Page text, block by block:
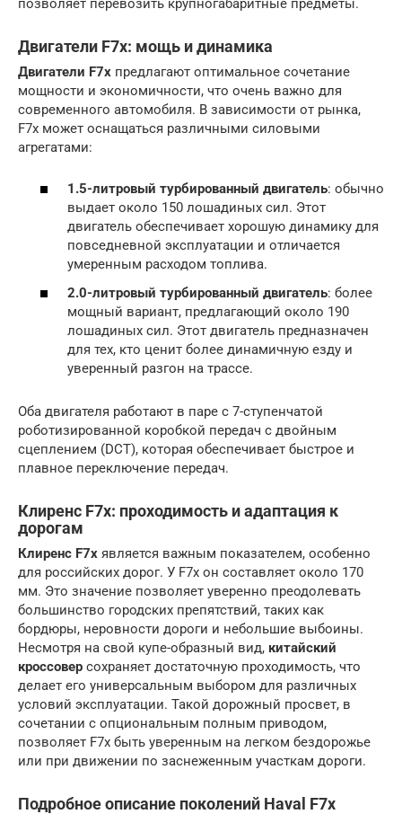
позволяет перевозить крупногабаритные предметы.
Двигатели F7x: мощь и динамика
Двигатели F7x предлагают оптимальное сочетание
мощности и экономичности, что очень важно для
современного автомобиля. В зависимости от рынка,
F7x может оснащаться различными силовыми
агрегатами:
1.5-литровый турбированный двигатель: обычно
выдает около 150 лошадиных сил. Этот
двигатель обеспечивает хорошую динамику для
повседневной эксплуатации и отличается
умеренным расходом топлива.
2.0-литровый турбированный двигатель: более
мощный вариант, предлагающий около 190
лошадиных сил. Этот двигатель предназначен
для тех, кто ценит более динамичную езду и
уверенный разгон на трассе.
Оба двигателя работают в паре с 7-ступенчатой
роботизированной коробкой передач с двойным
сцеплением (DCT), которая обеспечивает быстрое и
плавное переключение передач.
Клиренс F7x: проходимость и адаптация к
дорогам
Клиренс F7x является важным показателем, особенно
для российских дорог. У F7x он составляет около 170
мм. Это значение позволяет уверенно преодолевать
большинство городских препятствий, таких как
бордюры, неровности дороги и небольшие выбоины.
Несмотря на свой купе-образный вид, китайский
кроссовер сохраняет достаточную проходимость, что
делает его универсальным выбором для различных
условий эксплуатации. Такой дорожный просвет, в
сочетании с опциональным полным приводом,
позволяет F7x быть уверенным на легком бездорожье
или при движении по заснеженным участкам дороги.
Подробное описание поколений Haval F7x